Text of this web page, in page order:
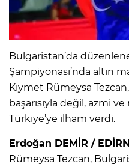
Bulgaristan’da
Şampiyonası’nda altın
Kıymet Rümeysa
başarısıyla değil, azmi
Türkiye’ye ilham verdi.
Erdoğan DEMİR /
Rümeysa Tezcan,